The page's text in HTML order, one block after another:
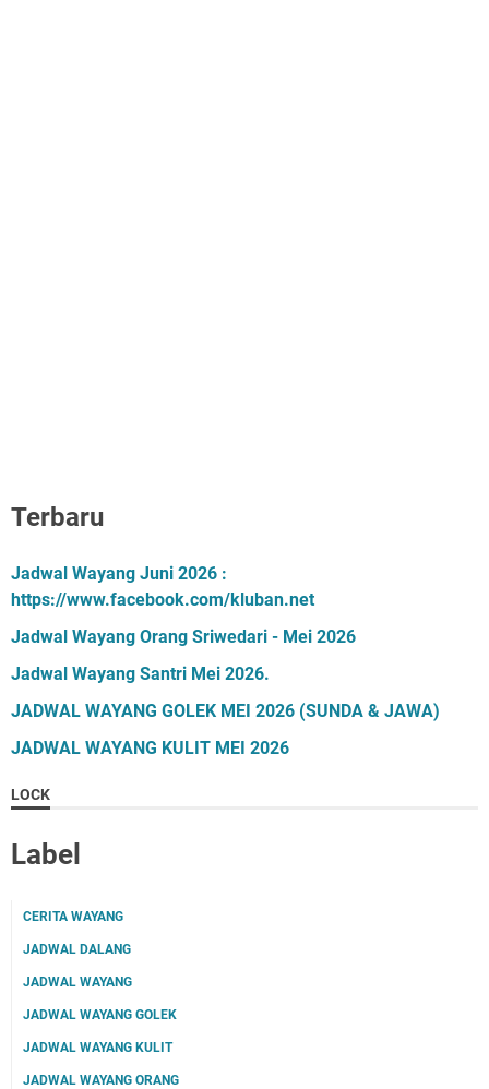
Terbaru
Jadwal Wayang Juni 2026 :
https://www.facebook.com/kluban.net
Jadwal Wayang Orang Sriwedari - Mei 2026
Jadwal Wayang Santri Mei 2026.
JADWAL WAYANG GOLEK MEI 2026 (SUNDA & JAWA)
JADWAL WAYANG KULIT MEI 2026
LOCK
Label
CERITA WAYANG
JADWAL DALANG
JADWAL WAYANG
JADWAL WAYANG GOLEK
JADWAL WAYANG KULIT
JADWAL WAYANG ORANG